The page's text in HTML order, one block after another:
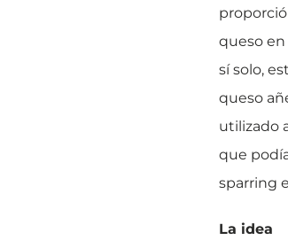
queso
sí solo,
queso
utilizado
que
sparring
La idea